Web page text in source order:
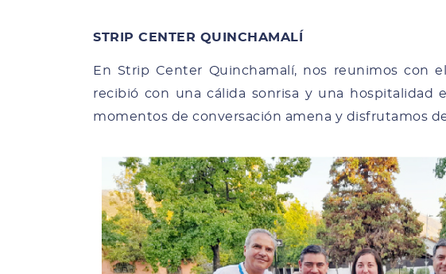
STRIP CENTER QUINCHAMALÍ
En Strip Center Quinchamalí, nos reunimos con
recibió con una cálida sonrisa y una hospitalidad
momentos de conversación amena y disfrutamos